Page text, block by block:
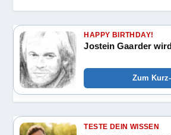
HAPPY BIRTHDAY!
Jostein Gaarder
Zum
TESTE DEIN WISSEN